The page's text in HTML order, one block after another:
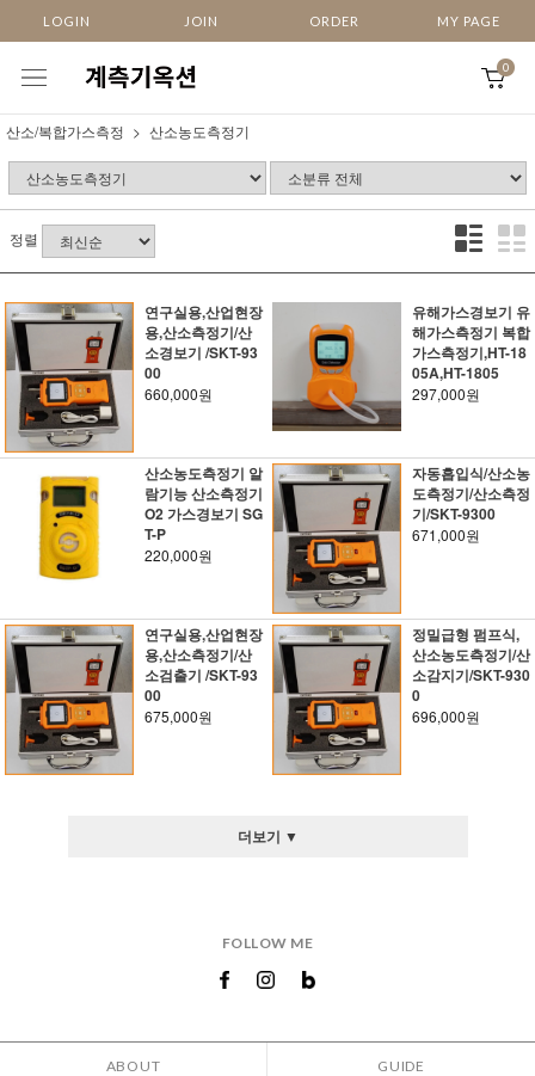
LOGIN JOIN ORDER MY PAGE
0
산소/복합가스측정 산소농도측정기
정렬
연구실용,산업현장
용,산소측정기/산
소경보기 /SKT-93
00
660,000원
유해가스경보기 유
해가스측정기 복합
가스측정기,HT-18
05A,HT-1805
297,000원
산소농도측정기 알
람기능 산소측정기
O2 가스경보기 SG
T-P
220,000원
자동흡입식/산소농
도측정기/산소측정
기/SKT-9300
671,000원
연구실용,산업현장
용,산소측정기/산
소검출기 /SKT-93
00
675,000원
정밀급형 펌프식,
산소농도측정기/산
소감지기/SKT-930
0
696,000원
더보기 ▼
FOLLOW ME
ABOUT GUIDE